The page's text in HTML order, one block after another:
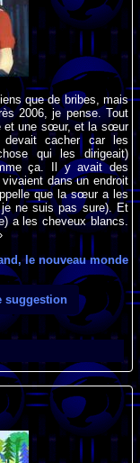
que de bribes, mais
2006, je pense. Tout
et une sœur, et la sœur
devait cacher car les
qui les dirigeait)
ça. Il y avait des
dans un endroit
que la sœur a les
ne suis pas sure). Et
a les cheveux blancs.
le nouveau monde
suggestion